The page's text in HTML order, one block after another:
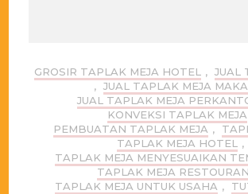
GROSIR TAPLAK MEJA HOTEL , JUAL
, JUAL TAPLAK MEJA
JUAL TAPLAK MEJA
KONVEKSI TAPLAK MEJA
PEMBUATAN TAPLAK MEJA ,
TAPLAK MEJA HOTEL ,
TAPLAK MEJA MENYESUAIKAN
TAPLAK MEJA
TAPLAK MEJA UNTUK USAHA ,